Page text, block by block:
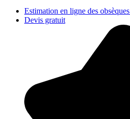
Estimation en ligne des obsèques
Devis gratuit